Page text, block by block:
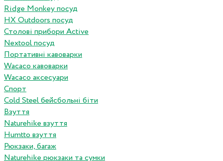
Ridge Monkey посуд
HX Outdoors посуд
Столові прибори Active
Nextool посуд
Портативні кавоварки
Wacaco кавоварки
Wacaco аксесуари
Спорт
Cold Steel бейсбольні біти
Взуття
Naturehike взуття
Humtto взуття
Рюкзаки, багаж
Naturehike рюкзаки та сумки